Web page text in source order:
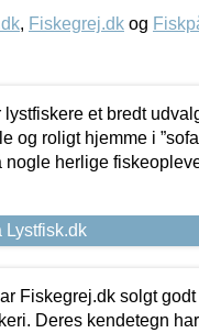
, Fiskegrej.dk og
lystfiskere et bredt
og roligt hjemme i
nogle herlige
Lystfisk.dk
Fiskegrej.dk solgt
Deres kendetegn